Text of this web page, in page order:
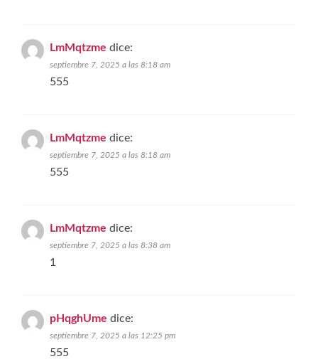
LmMqtzme dice:
septiembre 7, 2025 a las 8:18 am
555
LmMqtzme dice:
septiembre 7, 2025 a las 8:18 am
555
LmMqtzme dice:
septiembre 7, 2025 a las 8:38 am
1
pHqghUme dice:
septiembre 7, 2025 a las 12:25 pm
555